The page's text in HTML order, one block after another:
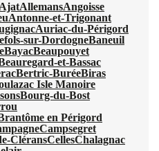
AjatAllemansAngoisse
Antonne-et-Trigonant
Auriac-du-Périgord
sur-DordogneBaneuil
BayacBeaupouyet
et-Bassac
Bertric-BuréeBiras
Isle Manoire
Bourg-du-Bost
en Périgord
Campsegret
CléransCellesChalagnac